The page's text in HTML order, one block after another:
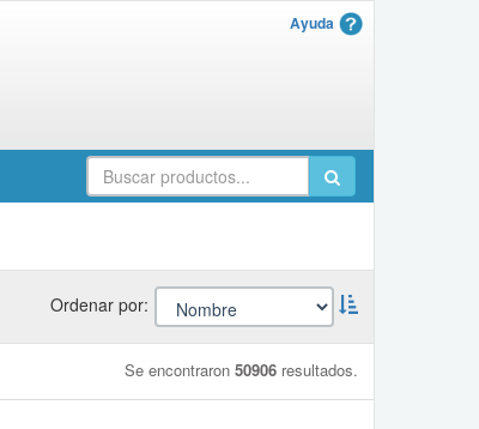
Ayuda
Ordenar por:
Se encontraron 50906 resultados.